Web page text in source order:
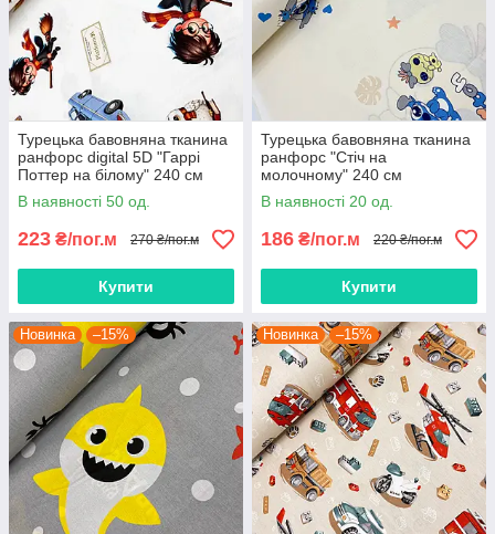
Турецька бавовняна тканина
ранфорс digital 5D "Гаррі
Поттер на білому" 240 см
В наявності 50 од.
223 ₴/пог.м 270 ₴/пог.м
Купити
Турецька бавовняна тканина
ранфорс "Стіч на
молочному" 240 см
В наявності 20 од.
186 ₴/пог.м 220 ₴/пог.м
Купити
Новинка –15% Новинка –15%